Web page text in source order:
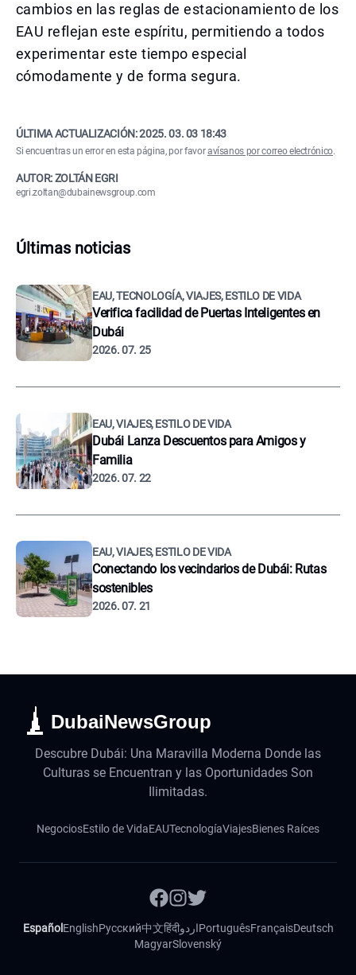
cambios en las reglas de estacionamiento de los
EAU reflejan este espíritu, permitiendo a todos
experimentar este tiempo especial
cómodamente y de forma segura.
ÚLTIMA ACTUALIZACIÓN:2025. 03. 03 18:43
Si encuentras un error en esta página, por favoravísanos por correo electrónico.
AUTOR: ZOLTÁN EGRI
egri.zoltan@dubainewsgroup.com
Últimas noticias
EAU, TECNOLOGÍA, VIAJES, ESTILO DE VIDA
Verifica facilidad de Puertas Inteligentes en
Dubái
2026. 07. 25
EAU, VIAJES, ESTILO DE VIDA
Dubái Lanza Descuentos para Amigos y
Familia
2026. 07. 22
EAU, VIAJES, ESTILO DE VIDA
Conectando los vecindarios de Dubái: Rutas
sostenibles
2026. 07. 21
DubaiNewsGroup
Descubre Dubái: Una Maravilla Moderna Donde las
Culturas se Encuentran y las Oportunidades Son
Ilimitadas.
NegociosEstilo de VidaEAUTecnologíaViajesBienes Raíces
Español EnglishРусский中文हिंदीاردوPortuguêsFrançaisDeutsch
MagyarSlovenský